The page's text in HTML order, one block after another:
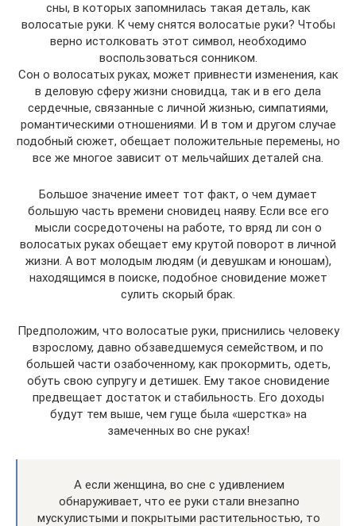
сны, в которых запомнилась такая деталь, как
волосатые руки. К чему снятся волосатые руки? Чтобы
верно истолковать этот символ, необходимо
воспользоваться сонником.
Сон о волосатых руках, может привнести изменения, как
в деловую сферу жизни сновидца, так и в его дела
сердечные, связанные с личной жизнью, симпатиями,
романтическими отношениями. И в том и другом случае
подобный сюжет, обещает положительные перемены, но
все же многое зависит от мельчайших деталей сна.
Большое значение имеет тот факт, о чем думает
большую часть времени сновидец наяву. Если все его
мысли сосредоточены на работе, то вряд ли сон о
волосатых руках обещает ему крутой поворот в личной
жизни. А вот молодым людям (и девушкам и юношам),
находящимся в поиске, подобное сновидение может
сулить скорый брак.
Предположим, что волосатые руки, приснились человеку
взрослому, давно обзаведшемуся семейством, и по
большей части озабоченному, как прокормить, одеть,
обуть свою супругу и детишек. Ему такое сновидение
предвещает достаток и стабильность. Его доходы
будут тем выше, чем гуще была «шерстка» на
замеченных во сне руках!
А если женщина, во сне с удивлением
обнаруживает, что ее руки стали внезапно
мускулистыми и покрытыми растительностью, то